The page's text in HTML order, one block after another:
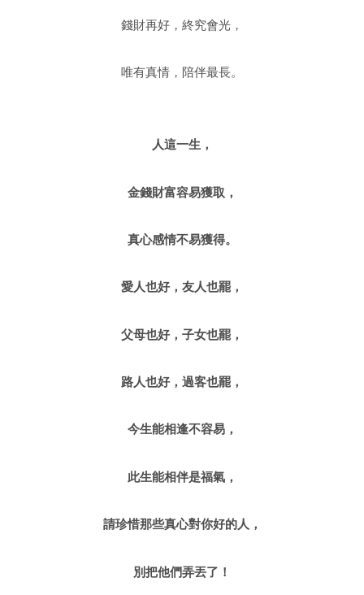
錢財再好，終究會光，
唯有真情，陪伴最長。
人這一生，
金錢財富容易獲取，
真心感情不易獲得。
愛人也好，友人也罷，
父母也好，子女也罷，
路人也好，過客也罷，
今生能相逢不容易，
此生能相伴是福氣，
請珍惜那些真心對你好的人，
別把他們弄丟了！